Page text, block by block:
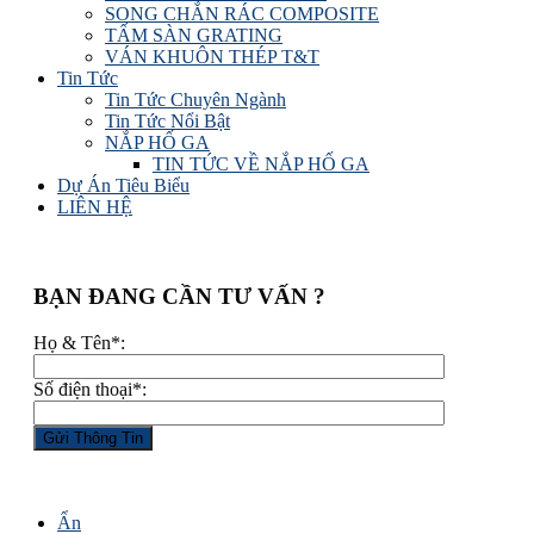
SONG CHẮN RÁC COMPOSITE
TẤM SÀN GRATING
VÁN KHUÔN THÉP T&T
Tin Tức
Tin Tức Chuyên Ngành
Tin Tức Nổi Bật
NẮP HỐ GA
TIN TỨC VỀ NẮP HỐ GA
Dự Án Tiêu Biểu
LIÊN HỆ
BẠN ĐANG CẦN TƯ VẤN ?
Họ & Tên*:
Số điện thoại*:
Ẩn